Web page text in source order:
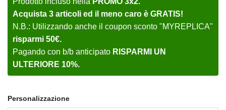
Acquista 3 articoli ed il meno caro è GRATIS!
N.B.: Utilizzando anche il coupon sconto "MYREPLICA"
risparmi 50€.
Pagando con b/b anticipato RISPARMI UN
ULTERIORE 10%.
Personalizzazione